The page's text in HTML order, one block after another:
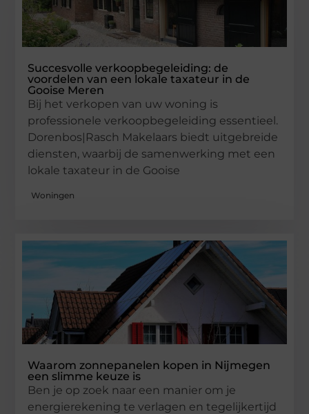
Succesvolle verkoopbegeleiding: de
voordelen van een lokale taxateur in de
Gooise Meren
Bij het verkopen van uw woning is
professionele verkoopbegeleiding essentieel.
Dorenbos|Rasch Makelaars biedt uitgebreide
diensten, waarbij de samenwerking met een
lokale taxateur in de Gooise
Woningen
Waarom zonnepanelen kopen in Nijmegen
een slimme keuze is
Ben je op zoek naar een manier om je
energierekening te verlagen en tegelijkertijd